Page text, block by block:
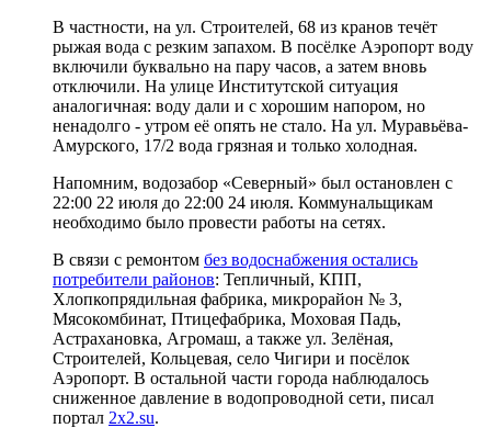
В частности, на ул. Строителей, 68 из кранов течёт
рыжая вода с резким запахом. В посёлке Аэропорт воду
включили буквально на пару часов, а затем вновь
отключили. На улице Институтской ситуация
аналогичная: воду дали и с хорошим напором, но
ненадолго - утром её опять не стало. На ул. Муравьёва-
Амурского, 17/2 вода грязная и только холодная.
Напомним, водозабор «Северный» был остановлен с
22:00 22 июля до 22:00 24 июля. Коммунальщикам
необходимо было провести работы на сетях.
В связи с ремонтом без водоснабжения остались
потребители районов: Тепличный, КПП,
Хлопкопрядильная фабрика, микрорайон № 3,
Мясокомбинат, Птицефабрика, Моховая Падь,
Астрахановка, Агромаш, а также ул. Зелёная,
Строителей, Кольцевая, село Чигири и посёлок
Аэропорт. В остальной части города наблюдалось
сниженное давление в водопроводной сети, писал
портал 2x2.su.